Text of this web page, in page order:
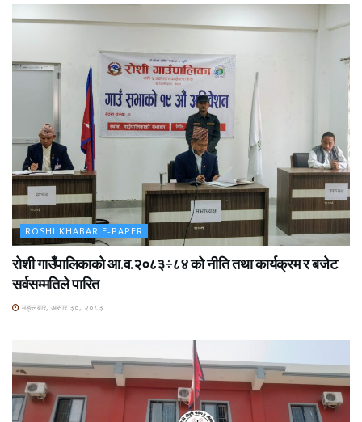
ROSHI KHABAR E-PAPER
रोशी गाउँपालिकाको आ.व.२०८३÷८४ को नीति तथा कार्यक्रम र बजेट
सर्वसम्मतिले पारित
मङ्लबार, असार ३०, २०८३